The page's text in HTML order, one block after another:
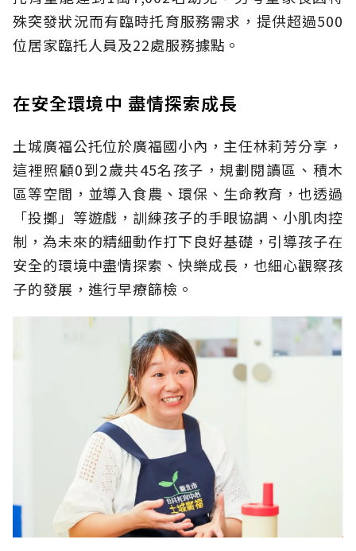
殊突發狀況而有臨時托育服務需求，提供超過500
位居家臨托人員及22處服務據點。
在安全環境中 盡情探索成長
土城廣福公托位於廣福國小內，主任林莉芳分享，
這裡照顧0到2歲共45名孩子，規劃閱讀區、積木
區等空間，並導入食農、環保、生命教育，也透過
「投擲」等遊戲，訓練孩子的手眼協調、小肌肉控
制，為未來的精細動作打下良好基礎，引導孩子在
安全的環境中盡情探索、快樂成長，也細心觀察孩
子的發展，進行早療篩檢。